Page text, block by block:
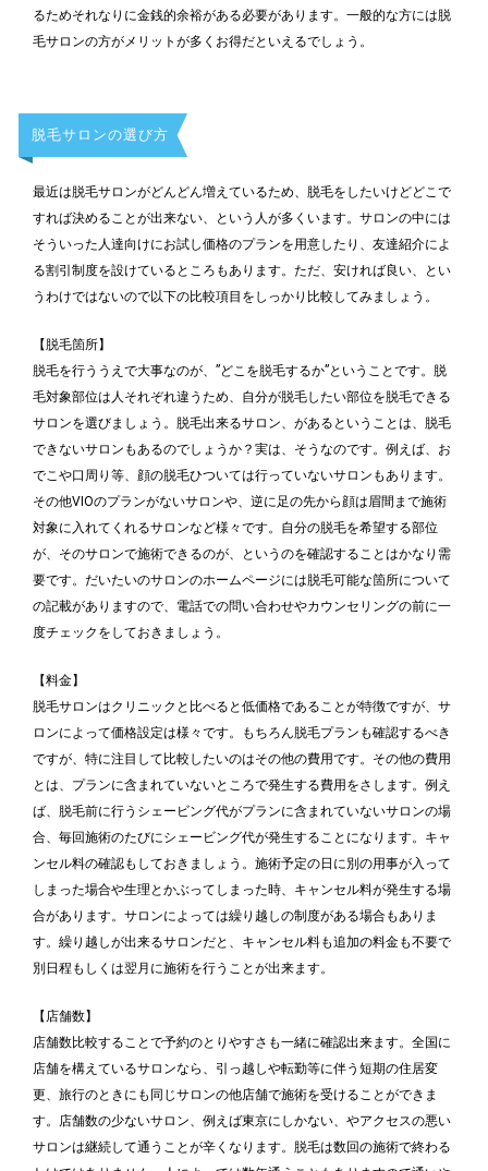
るためそれなりに金銭的余裕がある必要があります。一般的な方には脱
毛サロンの方がメリットが多くお得だといえるでしょう。
脱毛サロンの選び方
最近は脱毛サロンがどんどん増えているため、脱毛をしたいけどどこで
すれば決めることが出来ない、という人が多くいます。サロンの中には
そういった人達向けにお試し価格のプランを用意したり、友達紹介によ
る割引制度を設けているところもあります。ただ、安ければ良い、とい
うわけではないので以下の比較項目をしっかり比較してみましょう。
【脱毛箇所】
脱毛を行ううえで大事なのが、”どこを脱毛するか”ということです。脱
毛対象部位は人それぞれ違うため、自分が脱毛したい部位を脱毛できる
サロンを選びましょう。脱毛出来るサロン、があるということは、脱毛
できないサロンもあるのでしょうか？実は、そうなのです。例えば、お
でこや口周り等、顔の脱毛ひついては行っていないサロンもあります。
その他VIOのプランがないサロンや、逆に足の先から顔は眉間まで施術
対象に入れてくれるサロンなど様々です。自分の脱毛を希望する部位
が、そのサロンで施術できるのが、というのを確認することはかなり需
要です。だいたいのサロンのホームページには脱毛可能な箇所について
の記載がありますので、電話での問い合わせやカウンセリングの前に一
度チェックをしておきましょう。
【料金】
脱毛サロンはクリニックと比べると低価格であることが特徴ですが、サ
ロンによって価格設定は様々です。もちろん脱毛プランも確認するべき
ですが、特に注目して比較したいのはその他の費用です。その他の費用
とは、プランに含まれていないところで発生する費用をさします。例え
ば、脱毛前に行うシェービング代がプランに含まれていないサロンの場
合、毎回施術のたびにシェービング代が発生することになります。キャ
ンセル料の確認もしておきましょう。施術予定の日に別の用事が入って
しまった場合や生理とかぶってしまった時、キャンセル料が発生する場
合があります。サロンによっては繰り越しの制度がある場合もありま
す。繰り越しが出来るサロンだと、キャンセル料も追加の料金も不要で
別日程もしくは翌月に施術を行うことが出来ます。
【店舗数】
店舗数比較することで予約のとりやすさも一緒に確認出来ます。全国に
店舗を構えているサロンなら、引っ越しや転勤等に伴う短期の住居変
更、旅行のときにも同じサロンの他店舗で施術を受けることができま
す。店舗数の少ないサロン、例えば東京にしかない、やアクセスの悪い
サロンは継続して通うことが辛くなります。脱毛は数回の施術で終わる